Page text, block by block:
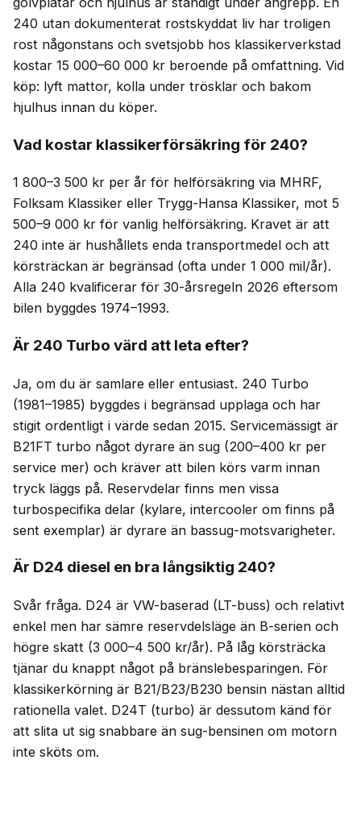
240 utan dokumenterat rostskyddat liv har troligen
rost någonstans och svetsjobb hos klassikerverkstad
kostar 15 000–60 000 kr beroende på omfattning. Vid
köp: lyft mattor, kolla under trösklar och bakom
hjulhus innan du köper.
Vad kostar klassikerförsäkring för 240?
1 800–3 500 kr per år för helförsäkring via MHRF,
Folksam Klassiker eller Trygg-Hansa Klassiker, mot 5
500–9 000 kr för vanlig helförsäkring. Kravet är att
240 inte är hushållets enda transportmedel och att
körsträckan är begränsad (ofta under 1 000 mil/år).
Alla 240 kvalificerar för 30-årsregeln 2026 eftersom
bilen byggdes 1974–1993.
Är 240 Turbo värd att leta efter?
Ja, om du är samlare eller entusiast. 240 Turbo
(1981–1985) byggdes i begränsad upplaga och har
stigit ordentligt i värde sedan 2015. Servicemässigt är
B21FT turbo något dyrare än sug (200–400 kr per
service mer) och kräver att bilen körs varm innan
tryck läggs på. Reservdelar finns men vissa
turbospecifika delar (kylare, intercooler om finns på
sent exemplar) är dyrare än bassug-motsvarigheter.
Är D24 diesel en bra långsiktig 240?
Svår fråga. D24 är VW-baserad (LT-buss) och relativt
enkel men har sämre reservdelsläge än B-serien och
högre skatt (3 000–4 500 kr/år). På låg körsträcka
tjänar du knappt något på bränslebesparingen. För
klassikerkörning är B21/B23/B230 bensin nästan alltid
rationella valet. D24T (turbo) är dessutom känd för
att slita ut sig snabbare än sug-bensinen om motorn
inte sköts om.